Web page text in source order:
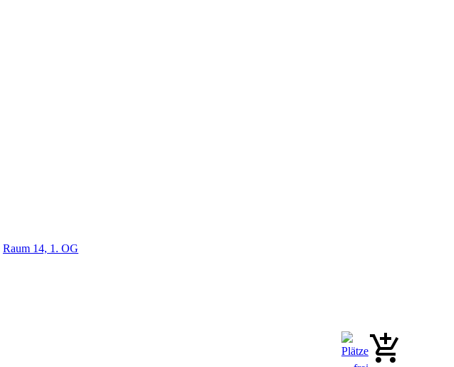
Raum 14, 1. OG